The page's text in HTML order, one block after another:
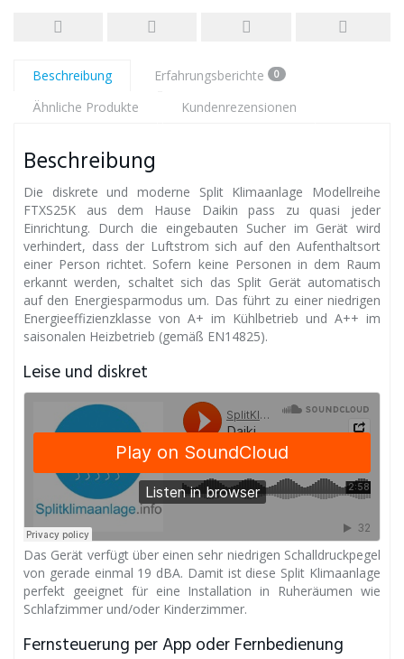
Beschreibung Erfahrungsberichte 0
Ähnliche Produkte Kundenrezensionen
Beschreibung
Die diskrete und moderne Split Klimaanlage Modellreihe
FTXS25K aus dem Hause Daikin pass zu quasi jeder
Einrichtung. Durch die eingebauten Sucher im Gerät wird
verhindert, dass der Luftstrom sich auf den Aufenthaltsort
einer Person richtet. Sofern keine Personen in dem Raum
erkannt werden, schaltet sich das Split Gerät automatisch
auf den Energiesparmodus um. Das führt zu einer niedrigen
Energieeffizienzklasse von A+ im Kühlbetrieb und A++ im
saisonalen Heizbetrieb (gemäß EN14825).
Leise und diskret
Das Gerät verfügt über einen sehr niedrigen Schalldruckpegel
von gerade einmal 19 dBA. Damit ist diese Split Klimaanlage
perfekt geeignet für eine Installation in Ruheräumen wie
Schlafzimmer und/oder Kinderzimmer.
Fernsteuerung per App oder Fernbedienung